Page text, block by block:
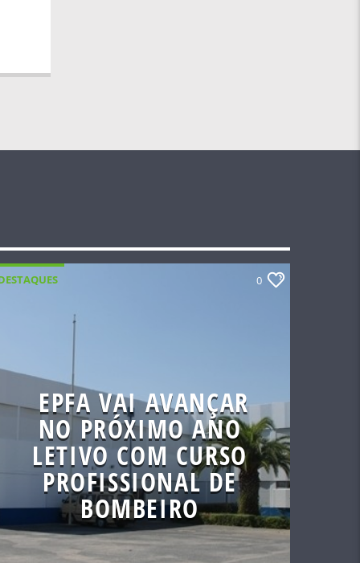
0
EPFA VAI AVANÇAR
NO PRÓXIMO ANO
LETIVO COM CURSO
PROFISSIONAL DE
BOMBEIRO